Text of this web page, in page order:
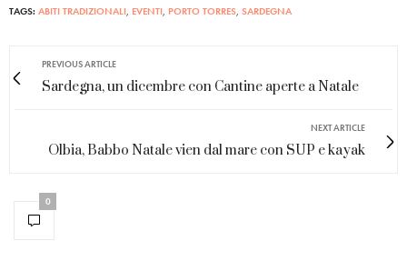
TAGS: ABITI TRADIZIONALI, EVENTI, PORTO TORRES, SARDEGNA
PREVIOUS ARTICLE
Sardegna, un dicembre con Cantine aperte a Natale
NEXT ARTICLE
Olbia, Babbo Natale vien dal mare con SUP e kayak
0